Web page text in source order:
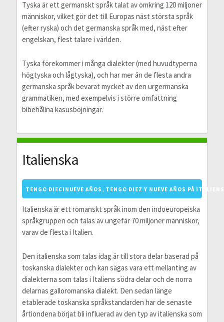
Tyska är ett germanskt språk talat av omkring 120 miljoner
människor, vilket gör det till Europas näst största språk
(efter ryska) och det germanska språk med, näst efter
engelskan, flest talare i världen.
Tyska förekommer i många dialekter (med huvudtyperna
högtyska och lågtyska), och har mer än de flesta andra
germanska språk bevarat mycket av den urgermanska
grammatiken, med exempelvis i större omfattning
bibehållna kasusböjningar.
Italienska
TENGO DIECINUEVE AÑOS, TENGO DIEZ Y NUEVE AÑOS PÅ
Italienska är ett romanskt språk inom den indoeuropeiska
språkgruppen och talas av ungefär 70 miljoner människor,
varav de flesta i Italien.
Den italienska som talas idag är till stora delar baserad på
toskanska dialekter och kan sägas vara ett mellanting av
dialekterna som talas i Italiens södra delar och de norra
delarnas galloromanska dialekt. Den sedan länge
etablerade toskanska språkstandarden har de senaste
årtiondena börjat bli influerad av den typ av italienska som